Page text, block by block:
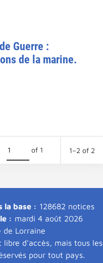
Guerre :
de la marine.
of 1 1–2 of 2
la base : 128682 notices
: mardi 4 août 2026
Lorraine
d'accès, mais tous les
pour tout pays.